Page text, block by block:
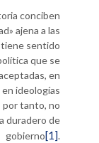
conciben
ajena a las
sentido
que se
en
ideologías
por tanto, no
duradero de
gobierno[1].